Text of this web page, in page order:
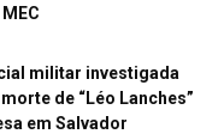
militar investigada
de “Léo Lanches”
em Salvador